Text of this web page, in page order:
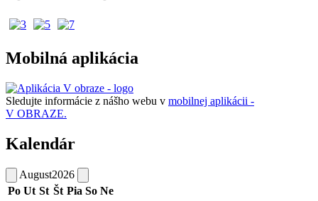
Mobilná aplikácia
Sledujte informácie z nášho webu v mobilnej aplikácii -
V OBRAZE.
Kalendár
August2026
Po Ut St Št Pia So Ne